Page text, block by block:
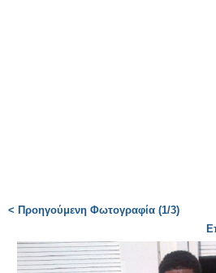
< Προηγούμενη Φωτογραφία (1/3)